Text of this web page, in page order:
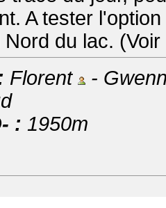
A tester
du lac.
Florent
-
: 1950m